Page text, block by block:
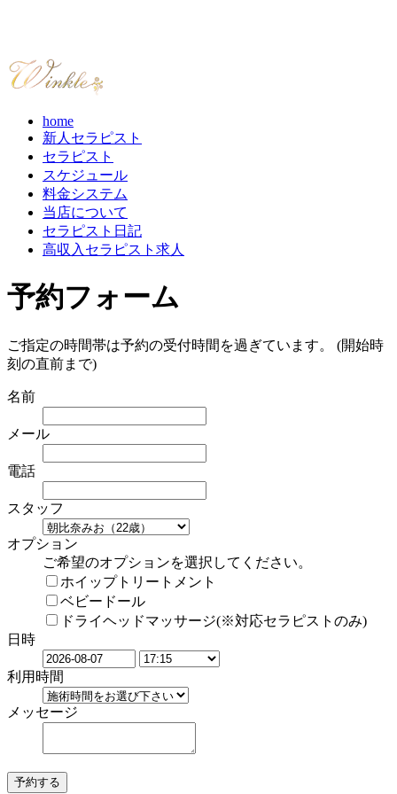
home
新人セラピスト
セラピスト
スケジュール
料金システム
当店について
セラピスト日記
高収入セラピスト求人
予約フォーム
ご指定の時間帯は予約の受付時間を過ぎています。 (開始時
刻の直前まで)
名前
メール
電話
スタッフ
オプション
ご希望のオプションを選択してください。
ホイップトリートメント
ベビードール
ドライヘッドマッサージ(※対応セラピストのみ)
日時
利用時間
メッセージ